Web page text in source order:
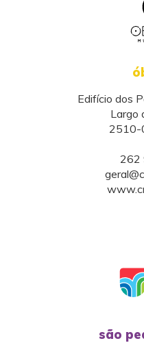
Edifício dos
Largo
2510-
262
são